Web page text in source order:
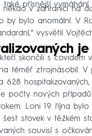
také přísnější
někdo v zahraničí na
by bylo anomální. V
vysvětil
skončili s covidem
téměř ztrojnásobil.
628
počty nových
Loni 19. října
šest stovek v těžkém
souvisí s